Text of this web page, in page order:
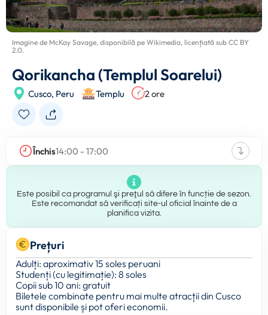
Imagine de McKay Savage, disponibilă pe Wikimedia, licențiată sub CC BY
2.0.
Qorikancha (Templul Soarelui)
Cusco, Peru Templu 2 ore
Închis14:00 - 17:00
Este posibil ca programul şi preţul să difere în funcție de sezon.
Este recomandat să verificați site-ul oficial înainte de a
planifica vizita.
Prețuri
Adulți: aproximativ 15 soles peruani
Studenți (cu legitimație): 8 soles
Copii sub 10 ani: gratuit
Biletele combinate pentru mai multe atracții din Cusco
sunt disponibile și pot oferi economii.